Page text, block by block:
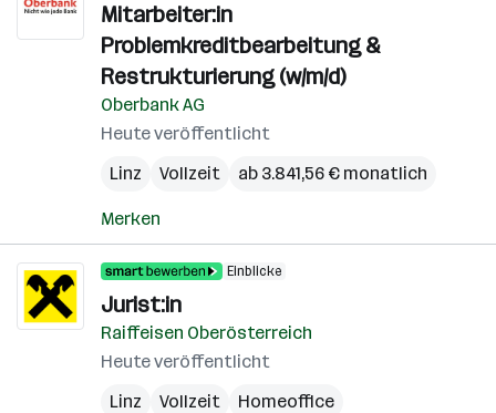
Mitarbeiter:in
Problemkreditbearbeitung &
Restrukturierung (w/m/d)
Oberbank AG
Heute veröffentlicht
Linz
Vollzeit ab 3.841,56 € monatlich
Merken
Einblicke
Jurist:in
Raiffeisen Oberösterreich
Heute veröffentlicht
Linz
Vollzeit
Homeoffice